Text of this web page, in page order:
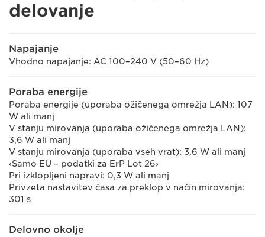
delovanje
Napajanje
Vhodno napajanje: AC 100–240 V (50–60 Hz)
Poraba energije
Poraba energije (uporaba ožičenega omrežja LAN): 107
W ali manj
V stanju mirovanja (uporaba ožičenega omrežja LAN):
3,6 W ali manj
V stanju mirovanja (uporaba vseh vrat): 3,6 W ali manj
‹Samo EU – podatki za ErP Lot 26›
Pri izklopljeni napravi: 0,3 W ali manj
Privzeta nastavitev časa za preklop v način mirovanja:
301 s
Delovno okolje